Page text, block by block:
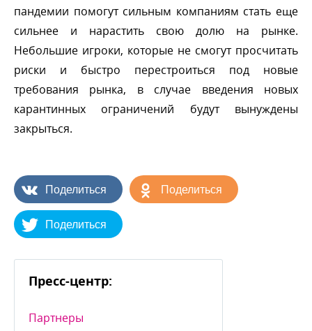
пандемии помогут сильным компаниям стать еще
сильнее и нарастить свою долю на рынке.
Небольшие игроки, которые не смогут просчитать
риски и быстро перестроиться под новые
требования рынка, в случае введения новых
карантинных ограничений будут вынуждены
закрыться.
Поделиться Поделиться
Поделиться
Пресс-центр:
Партнеры